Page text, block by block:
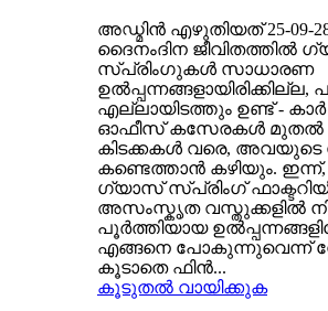
അഡ്മിൻ എഴുതിയത് 25-09-
ദൈനംദിന ജീവിതത്തിൽ
സ്പ്രിംഗുകൾ സാധാരണ
എല്ലായിടത്തും ഉണ്ട് - കാർ
ഓഫീസ് കസേരകൾ മുതൽ
കിടക്കകൾ വരെ, അവയുടെ
കണ്ടെത്താൻ കഴിയും.
ഗ്യാസ് സ്പ്രിംഗ്
അസംസ്കൃത വസ്തുക്കളിൽ
പൂർത്തിയായ
എങ്ങനെ പോകുന്നുവെന്ന്
കൂടാതെ ഫിൻ...
കൂടുതൽ വായിക്കുക